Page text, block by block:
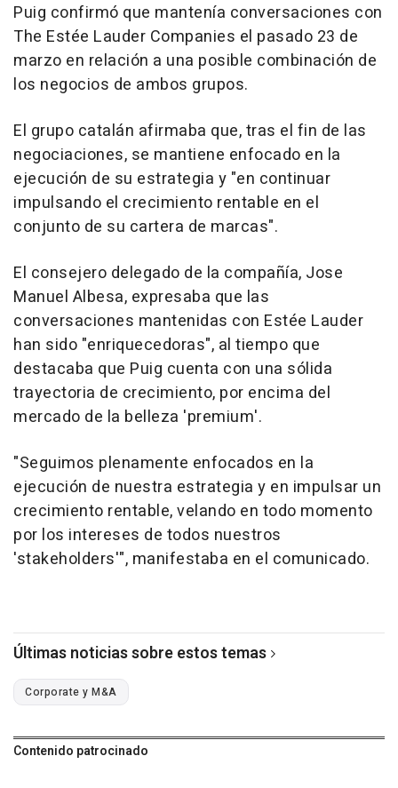
Puig confirmó que mantenía conversaciones con
The Estée Lauder Companies el pasado 23 de
marzo en relación a una posible combinación de
los negocios de ambos grupos.
El grupo catalán afirmaba que, tras el fin de las
negociaciones, se mantiene enfocado en la
ejecución de su estrategia y "en continuar
impulsando el crecimiento rentable en el
conjunto de su cartera de marcas".
El consejero delegado de la compañía, Jose
Manuel Albesa, expresaba que las
conversaciones mantenidas con Estée Lauder
han sido "enriquecedoras", al tiempo que
destacaba que Puig cuenta con una sólida
trayectoria de crecimiento, por encima del
mercado de la belleza 'premium'.
"Seguimos plenamente enfocados en la
ejecución de nuestra estrategia y en impulsar un
crecimiento rentable, velando en todo momento
por los intereses de todos nuestros
'stakeholders'", manifestaba en el comunicado.
Últimas noticias sobre estos temas
Corporate y M&A
Contenido patrocinado